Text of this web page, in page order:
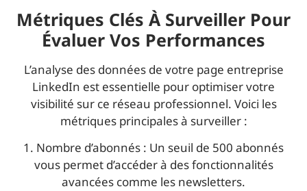
Métriques Clés À Surveiller Pour
Évaluer Vos Performances
L’analyse des données de votre page entreprise
LinkedIn est essentielle pour optimiser votre
visibilité sur ce réseau professionnel. Voici les
métriques principales à surveiller :
1. Nombre d’abonnés : Un seuil de 500 abonnés
vous permet d’accéder à des fonctionnalités
avancées comme les newsletters.